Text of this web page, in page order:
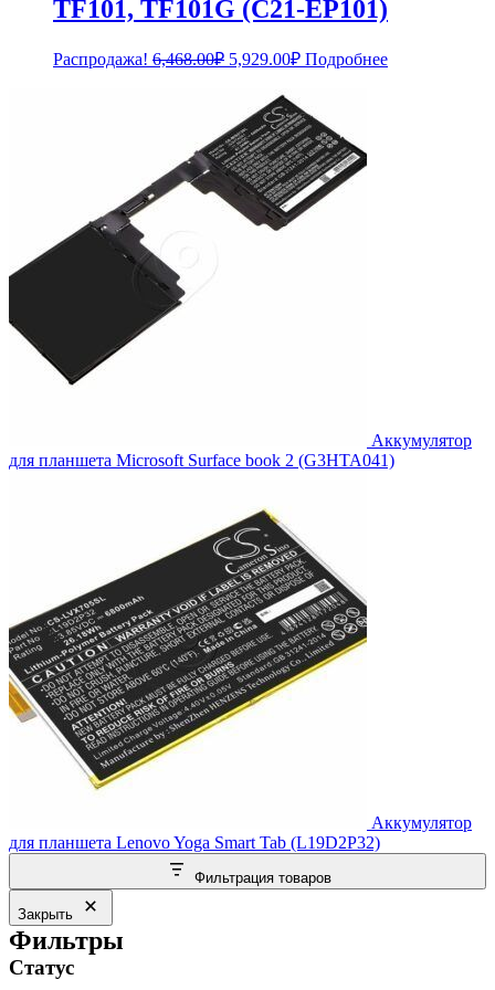
TF101, TF101G (C21-EP101)
Распродажа! 6,468.00₽ Первоначальная
составляла
6,468.00₽.
5,929.00₽Текущая
цена:
Подробнее
Аккумулятор
для планшета Microsoft Surface book 2 (G3HTA041)
Аккумулятор
для планшета Lenovo Yoga Smart Tab (L19D2P32)
Фильтрация товаров
Закрыть
Фильтры
Статус